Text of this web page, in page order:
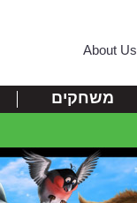
About Us
משחקים